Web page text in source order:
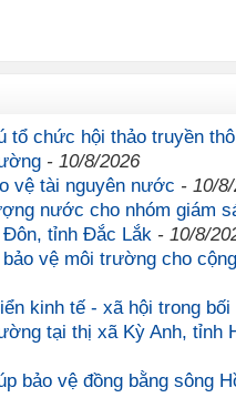
tổ chức hội thảo truyền
- 10/8/2026
vệ tài nguyên nước - 10/
nước cho nhóm giám
Đôn, tỉnh Đắc Lắk - 10/8/
vệ môi trường cho
kinh tế - xã hội trong bối
tại thị xã Kỳ Anh, tỉnh
bảo vệ đồng bằng sông